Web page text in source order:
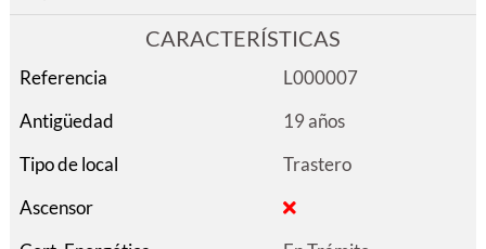
CARACTERÍSTICAS
Referencia
L000007
Antigüedad
19 años
Tipo de local
Trastero
Ascensor